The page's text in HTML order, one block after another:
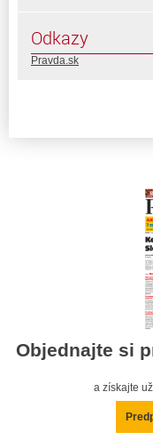
Odkazy
Pravda.sk
Objednajte si
a získajte